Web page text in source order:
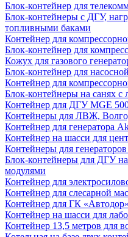
Блок-контейнер для
Блок-контейнеры с ДГУ,
топливными баками
Контейнер для
Блок-контейнер для
Кожух для газового
Блок-контейнер для
Контейнер для
Блок-контейнеры на санях
Контейнер для ДГУ MGE
Контейнеры для ЛВЖ,
Контейнер для генератора
Контейнер на шасси для
Контейнеры для
Блок-контейнеры для ДГУ
модулями
Контейнер для
Контейнер для слесарной
Контейнер для ГК «Автодор»
Контейнер на шасси для
Контейнер 13,5 метров для